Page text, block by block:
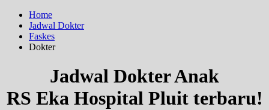
Home
Jadwal Dokter
Faskes
Dokter
Jadwal Dokter Anak
RS Eka Hospital Pluit terbaru!